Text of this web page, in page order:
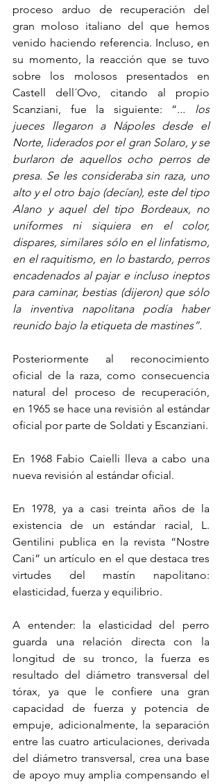
proceso arduo de recuperación del
gran moloso italiano del que hemos
venido haciendo referencia. Incluso, en
su momento, la reacción que se tuvo
sobre los molosos presentados en
Castell dell´Ovo, citando al propio
Scanziani, fue la siguiente: “... los
jueces llegaron a Nápoles desde el
Norte, liderados por el gran Solaro, y se
burlaron de aquellos ocho perros de
presa. Se les consideraba sin raza, uno
alto y el otro bajo (decían), este del tipo
Alano y aquel del tipo Bordeaux, no
uniformes ni siquiera en el color,
dispares, similares sólo en el linfatismo,
en el raquitismo, en lo bastardo, perros
encadenados al pajar e incluso ineptos
para caminar, bestias (dijeron) que sólo
la inventiva napolitana podía haber
reunido bajo la etiqueta de mastines”.
Posteriormente al reconocimiento
oficial de la raza, como consecuencia
natural del proceso de recuperación,
en 1965 se hace una revisión al estándar
En 1968 Fabio Caielli lleva a cabo una
nueva revisión al estándar oficial.
En 1978, ya a casi treinta años de la
existencia de un estándar racial, L.
Gentilini publica en la revista “Nostre
Cani” un artículo en el que destaca tres
virtudes del mastín napolitano:
elasticidad, fuerza y equilibrio.
A entender: la elasticidad del perro
guarda una relación directa con la
longitud de su tronco, la fuerza es
resultado del diámetro transversal del
tórax, ya que le confiere una gran
capacidad de fuerza y potencia de
empuje, adicionalmente, la separación
entre las cuatro articulaciones, derivada
del diámetro transversal, crea una base
de apoyo muy amplia compensando el